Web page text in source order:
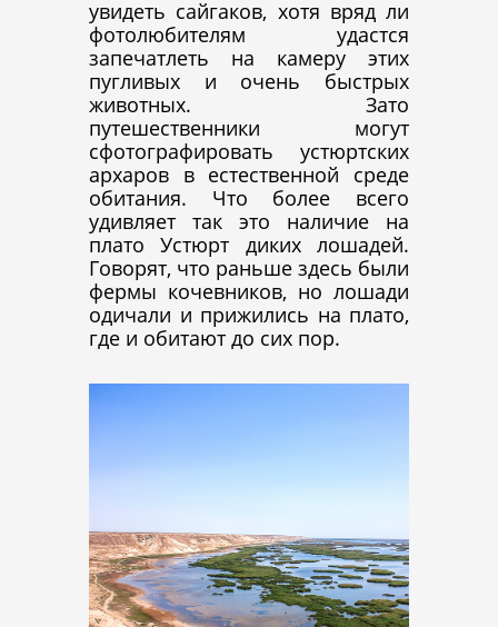
увидеть сайгаков, хотя вряд ли
фотолюбителям удастся
запечатлеть на камеру этих
пугливых и очень быстрых
животных. Зато
путешественники могут
сфотографировать устюртских
архаров в естественной среде
обитания. Что более всего
удивляет так это наличие на
плато Устюрт диких лошадей.
Говорят, что раньше здесь были
фермы кочевников, но лошади
одичали и прижились на плато,
где и обитают до сих пор.